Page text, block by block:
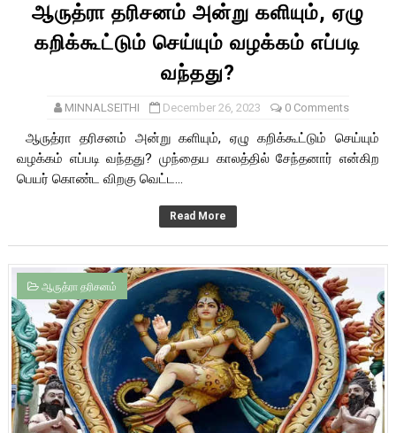
ஆருத்ரா தரிசனம் அன்று களியும், ஏழு
கறிக்கூட்டும் செய்யும் வழக்கம் எப்படி
வந்தது?
MINNALSEITHI December 26, 2023 0 Comments
ஆருத்ரா தரிசனம் அன்று களியும், ஏழு கறிக்கூட்டும் செய்யும்
வழக்கம் எப்படி வந்தது? முந்தைய காலத்தில் சேந்தனார் என்கிற
பெயர் கொண்ட விறகு வெட்ட...
Read More
ஆருத்ரா தரிசனம்